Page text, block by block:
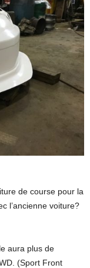
de course pour la
l’ancienne voiture?
aura plus de
(Sport Front